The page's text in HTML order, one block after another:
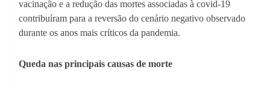
vacinação e a redução das mortes associadas à covid-19
contribuíram para a reversão do cenário negativo observado
durante os anos mais críticos da pandemia.
Queda nas principais causas de morte